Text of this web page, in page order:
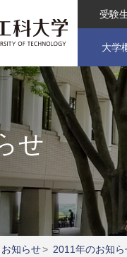
受験
大学
せ
お知らせ> 2011年のお知ら